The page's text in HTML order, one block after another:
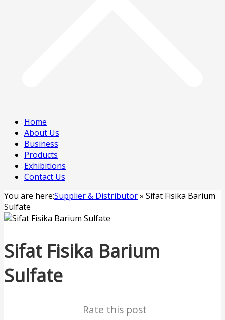
Home
About Us
Business
Products
Exhibitions
Contact Us
You are here:Supplier & Distributor» Sifat Fisika Barium
Sulfate
Sifat Fisika Barium
Sulfate
Rate this post